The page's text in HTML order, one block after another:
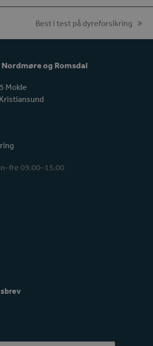
next
post:
Best i test på dyreforsikring
og Romsdal
Molde
09.00–15.00